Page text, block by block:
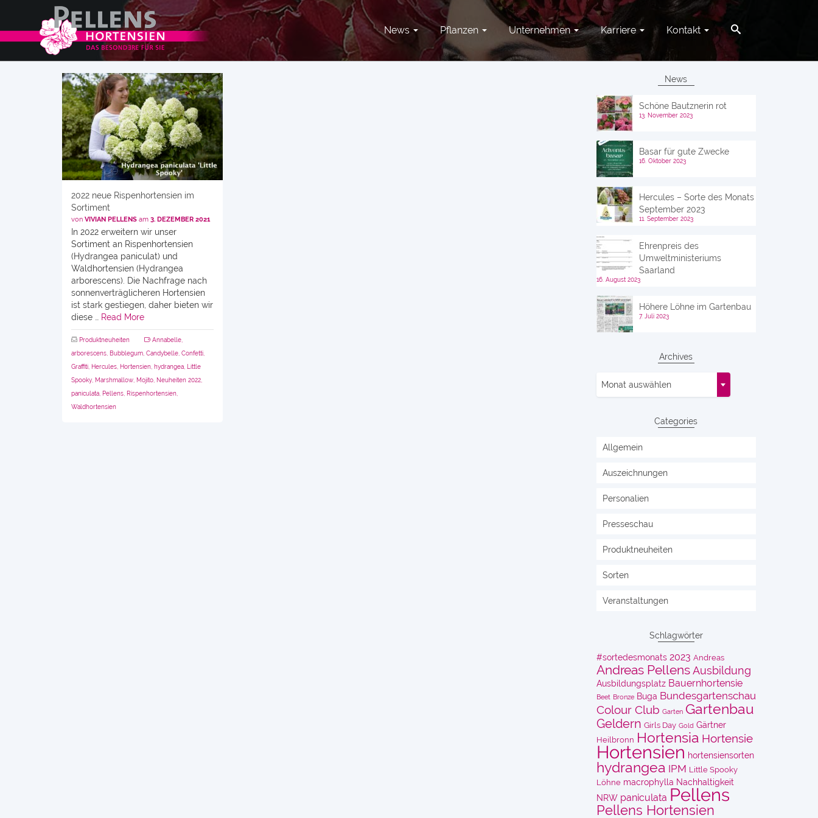
News Pflanzen Unternehmen Karriere Kontakt
2022 neue Rispenhortensien im
Sortiment
von VIVIAN PELLENS am 3. DEZEMBER 2021
In 2022 erweitern wir unser
Sortiment an Rispenhortensien
(Hydrangea paniculat) und
Waldhortensien (Hydrangea
arborescens). Die Nachfrage nach
sonnenverträglicheren Hortensien
ist stark gestiegen, daher bieten wir
diese … Read More
Produktneuheiten Annabelle,
arborescens, Bubblegum, Candybelle, Confetti,
Graffiti, Hercules, Hortensien, hydrangea, Little
Spooky, Marshmallow, Mojito, Neuheiten 2022,
paniculata, Pellens, Rispenhortensien,
Waldhortensien
News
Schöne Bautznerin rot
13. November 2023
Basar für gute Zwecke
16. Oktober 2023
Hercules – Sorte des Monats
September 2023
11. September 2023
Ehrenpreis des
Umweltministeriums
Saarland
16. August 2023
Höhere Löhne im Gartenbau
7. Juli 2023
Archives
Monat auswählen
Categories
Allgemein
Auszeichnungen
Personalien
Presseschau
Produktneuheiten
Sorten
Veranstaltungen
Schlagwörter
#sortedesmonats 2023 Andreas
Andreas Pellens Ausbildung
Ausbildungsplatz Bauernhortensie
Beet Bronze Buga Bundesgartenschau
Colour Club Garten Gartenbau
Geldern Girls Day Gold Gärtner
Heilbronn Hortensia Hortensie
Hortensien hortensiensorten
hydrangea IPM Little Spooky
Löhne macrophylla Nachhaltigkeit
NRW paniculata Pellens
Pellens Hortensien